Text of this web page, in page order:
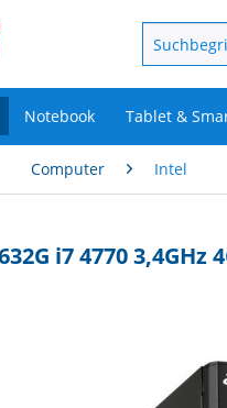
Notebook Tablet &
Computer Intel
i7 4770 3,4GHz